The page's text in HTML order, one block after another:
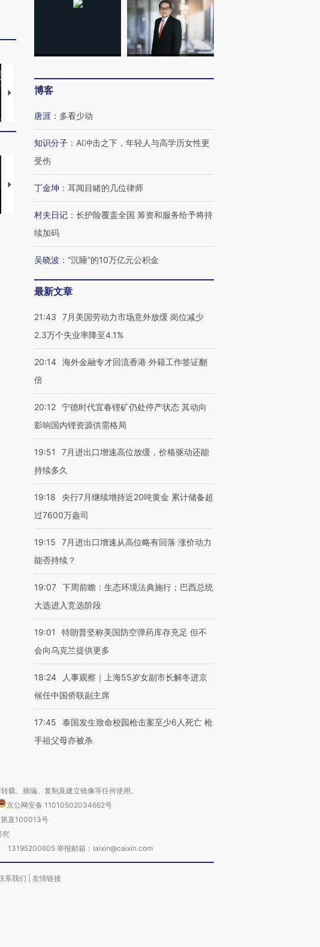
马航飞行员跨国走私7万
【推广】走进第四届链博
博客
唐涯 ： 多看少动
知识分子 ： AI冲击之下，年轻人与高学历女性更
受伤
丁金坤 ： 耳闻目睹的几位律师
村夫日记 ： 长护险覆盖全国 筹资和服务给予将持
续加码
吴晓波 ： “沉睡”的10万亿元公积金
最新文章
21:43
7月美国劳动力市场意外放缓 岗位减少
2.3万个失业率降至4.1%
20:14 海外金融专才回流香港 外籍工作签证翻
倍
20:12 宁德时代宜春锂矿仍处停产状态 其动向
影响国内锂资源供需格局
19:51
7月进出口增速高位放缓，价格驱动还能
持续多久
19:18
央行7月继续增持近20吨黄金 累计储备超
过7600万盎司
19:15
7月进出口增速从高位略有回落 涨价动力
能否持续？
19:07 下周前瞻：生态环境法典施行；巴西总统
大选进入竞选阶段
19:01
特朗普坚称美国防空弹药库存充足 但不
会向乌克兰提供更多
18:24
人事观察｜上海55岁女副市长解冬进京
候任中国侨联副主席
17:45
泰国发生致命校园枪击案至少6人死亡 枪
手祖父母亦被杀
载、摘编、复制及建立镜像等任何使用。
京公网安备 11010502034662号
直100013号
究
13195200605 举报邮箱：laixin@caixin.com
系我们 友情链接